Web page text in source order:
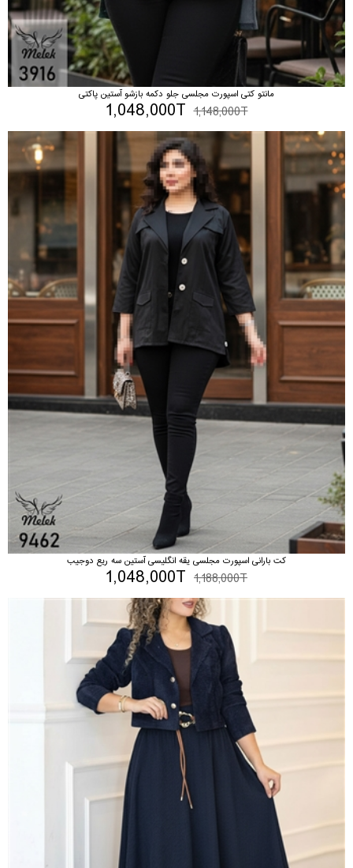
مانتو کتی اسپورت مجلسی جلو دکمه بازشو آستین پاکتی
1,148,000T
1,048,000T
کت بارانی اسپورت مجلسی یقه انگلیسی آستین سه ریع دوجیب
1,188,000T
1,048,000T